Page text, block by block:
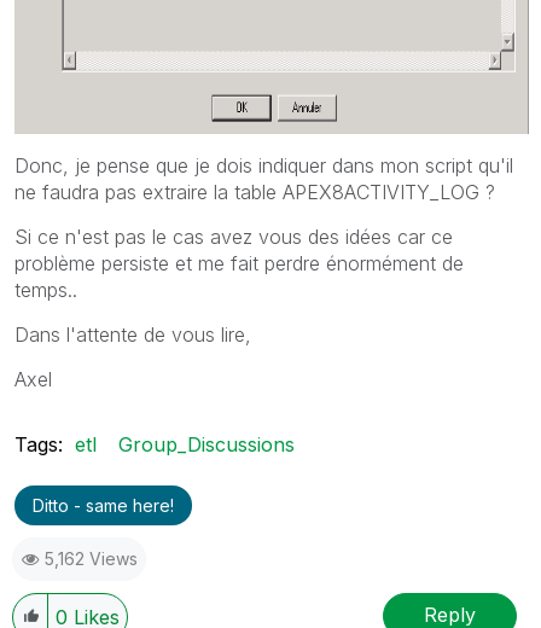
Donc, je pense que je dois indiquer dans mon script qu'il
ne faudra pas extraire la table APEX8ACTIVITY_LOG ?
Si ce n'est pas le cas avez vous des idées car ce
problème persiste et me fait perdre énormément de
temps..
Dans l'attente de vous lire,
Axel
Tags: etl Group_Discussions
Ditto - same here!
5,162 Views
0 Likes Reply